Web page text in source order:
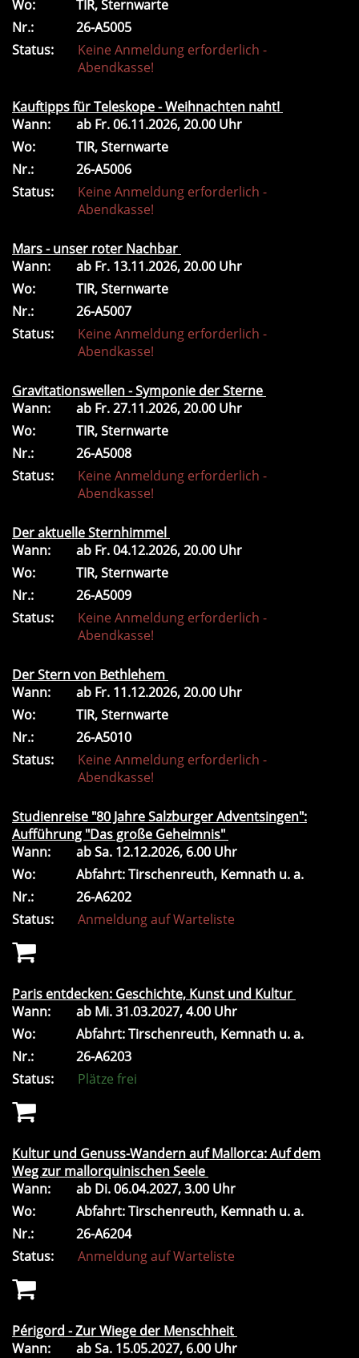
Wo:
TIR, Sternwarte
Nr.:
26-A5005
Status:
Keine Anmeldung erforderlich -
Abendkasse!
Kauftipps für Teleskope - Weihnachten naht!
Wann:
ab Fr.06.11.2026, 20.00 Uhr
Wo:
TIR, Sternwarte
Nr.:
26-A5006
Status:
Keine Anmeldung erforderlich -
Abendkasse!
Mars - unser roter Nachbar
Wann:
ab Fr. 13.11.2026, 20.00 Uhr
Wo:
TIR, Sternwarte
Nr.:
26-A5007
Status:
Keine Anmeldung erforderlich -
Abendkasse!
Gravitationswellen - Symponie der Sterne
Wann:
ab Fr.27.11.2026, 20.00 Uhr
Wo:
TIR, Sternwarte
Nr.:
26-A5008
Status:
Keine Anmeldung erforderlich -
Abendkasse!
Der aktuelle Sternhimmel
Wann:
ab Fr.04.12.2026, 20.00 Uhr
Wo:
TIR, Sternwarte
Nr.:
26-A5009
Status:
Keine Anmeldung erforderlich -
Abendkasse!
Der Stern von Bethlehem
Wann:
ab Fr. 11.12.2026, 20.00 Uhr
Wo:
TIR, Sternwarte
Nr.:
26-A5010
Status:
Keine Anmeldung erforderlich -
Abendkasse!
Studienreise "80 Jahre Salzburger Adventsingen":
Aufführung "Das große Geheimnis"
Wann:
abSa. 12.12.2026, 6.00 Uhr
Wo:
Abfahrt: Tirschenreuth, Kemnath u. a.
Nr.:
26-A6202
Status:
Anmeldung auf Warteliste
Paris entdecken: Geschichte, Kunst und Kultur
Wann:
ab Mi.31.03.2027, 4.00 Uhr
Wo:
Abfahrt: Tirschenreuth, Kemnath u. a.
Nr.:
26-A6203
Status:
Plätze frei
Kultur und Genuss-Wandern auf Mallorca: Auf dem
Weg zur mallorquinischen Seele
Wann:
ab Di.06.04.2027, 3.00 Uhr
Wo:
Abfahrt: Tirschenreuth, Kemnath u. a.
Nr.:
26-A6204
Status:
Anmeldung auf Warteliste
Périgord - Zur Wiege der Menschheit
Wann:
abSa. 15.05.2027, 6.00 Uhr